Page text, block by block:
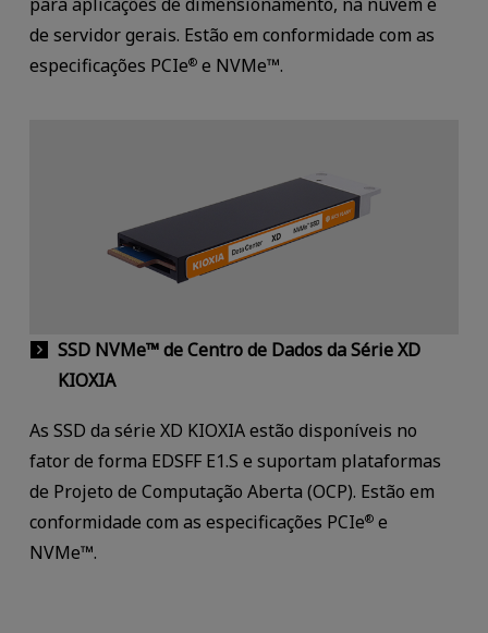
para aplicações de dimensionamento, na nuvem e
de servidor gerais. Estão em conformidade com as
especificações PCIe®e NVMe™.
SSD NVMe™ de Centro de Dados da Série XD
KIOXIA
As SSD da série XD KIOXIA estão disponíveis no
fator de forma EDSFF E1.S e suportam plataformas
de Projeto de Computação Aberta (OCP). Estão em
conformidade com as especificações PCIe®e
NVMe™.